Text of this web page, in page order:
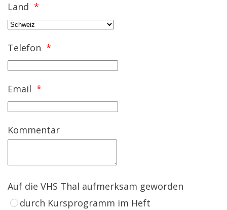
Land *
Telefon *
Email *
Kommentar
Auf die VHS Thal aufmerksam geworden
durch Kursprogramm im Heft